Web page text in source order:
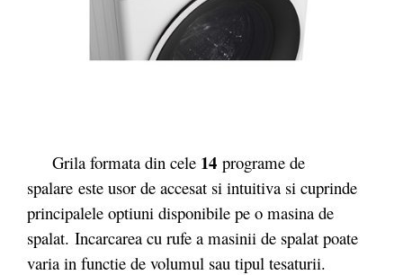
Grila formata din cele 14 programe de
spalare este usor de accesat si intuitiva si cuprinde
principalele optiuni disponibile pe o masina de
spalat. Incarcarea cu rufe a masinii de spalat poate
varia in functie de volumul sau tipul tesaturii.